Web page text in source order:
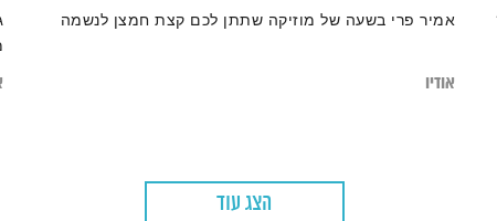
אמיר פרי בשעה של מוזיקה שתתן לכם קצת חמצן לנשמה
אודיו
הצג עוד